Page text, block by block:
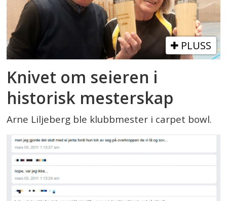
PLUSS
Knivet om seieren i
historisk mesterskap
Arne Liljeberg ble klubbmester i carpet bowl.